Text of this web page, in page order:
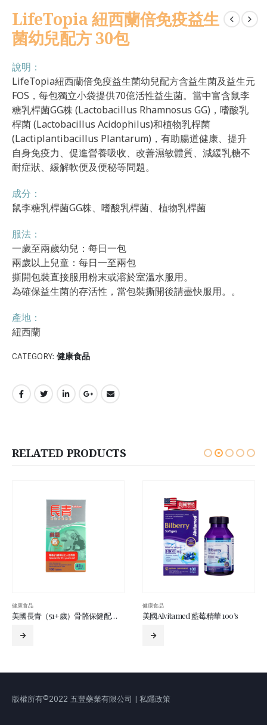
LifeTopia 紐西蘭倍免疫益生
菌幼兒配方 30包
說明：
LifeTopia紐西蘭倍免疫益生菌幼兒配方含益生菌及益生元
FOS，每包獨立小袋提供70億活性益生菌。當中富含鼠李
糖乳桿菌GG株 (Lactobacillus Rhamnosus GG)，嗜酸乳
桿菌 (Lactobacillus Acidophilus)和植物乳桿菌
(Lactiplantibacillus Plantarum)，有助腸道健康、提升
自身免疫力、促進營養吸收、改善濕敏體質、減緩乳糖不
耐症狀、緩解軟便及便秘等問題。
成分：
鼠李糖乳桿菌GG株、嗜酸乳桿菌、植物乳桿菌
服法：
一歲至兩歲幼兒：每日一包
兩歲以上兒童：每日一至兩包
撕開包裝直接服用粉末或溶於室溫水服用。
為確保益生菌的存活性，當包裝撕開後請盡快服用。。
產地：
紐西蘭
CATEGORY: 健康食品
RELATED PRODUCTS
健康食品
美國Alvitamed 藍莓精華 100’s
健康食品
籮鈣全 100’s
版權所有©2022 五豐藥業有限公司 | 私隱政策